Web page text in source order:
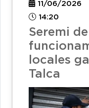
11/06/2026
14:20
Seremi
locales
Talca